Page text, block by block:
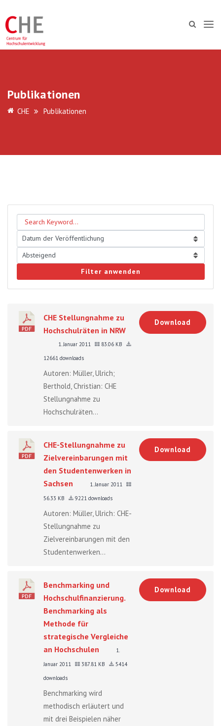
Publikationen
CHE Publikationen
Filter anwenden
CHE Stellungnahme zu
Hochschulräten in NRW
1. Januar 2011
83.06 KB
12661 downloads
Autoren: Müller, Ulrich;
Berthold, Christian: CHE
Stellungnahme zu
Hochschulräten...
Download
CHE-Stellungnahme zu
Zielvereinbarungen mit
den Studentenwerken in
Sachsen
1. Januar 2011
56.33 KB
9221 downloads
Autoren: Müller, Ulrich: CHE-
Stellungnahme zu
Zielvereinbarungen mit den
Studentenwerken...
Download
Benchmarking und
Hochschulfinanzierung.
Benchmarking als
Methode für
strategische Vergleiche
an Hochschulen
1.
Januar 2011
387.81 KB
5414
downloads
Benchmarking wird
methodisch erläutert und
mit drei Beispielen näher
Download